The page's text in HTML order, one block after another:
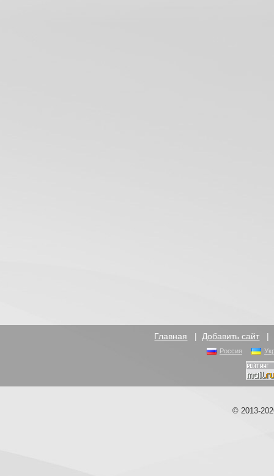
Главная | Добавить сайт |
Россия
© 2013-